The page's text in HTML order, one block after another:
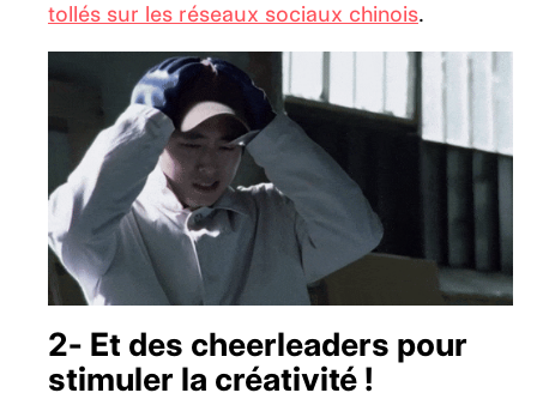
tollés sur les réseaux sociaux chinois.
2- Et des cheerleaders pour
stimuler la créativité !